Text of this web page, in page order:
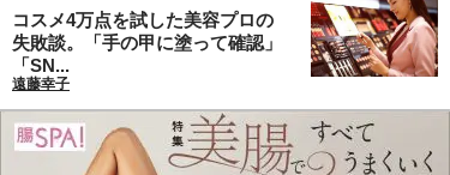
コスメ4万点を試した美容プロの
失敗談。「手の甲に塗って確認」
「SN...
遠藤幸子